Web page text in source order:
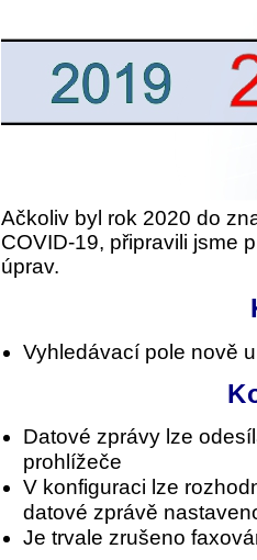
Ačkoliv byl rok 2020 do
COVID-19, připravili jsme
úprav.
Vyhledávací pole nově
Datové zprávy lze
prohlížeče
V konfiguraci lze
datové zprávě
Je trvale zrušeno